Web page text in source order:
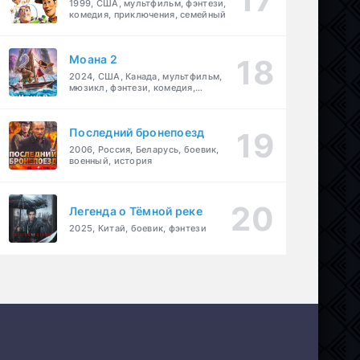
1999, США, мультфильм, фэнтези,
комедия, приключения, семейный
Моана 2
2024, США, Канада, мультфильм,
мюзикл, фэнтези, комедия,
Последний бронепоезд
2006, Россия, Беларусь, боевик,
военный, история
Легенда о Тёмной реке
2025, Китай, боевик, фэнтези